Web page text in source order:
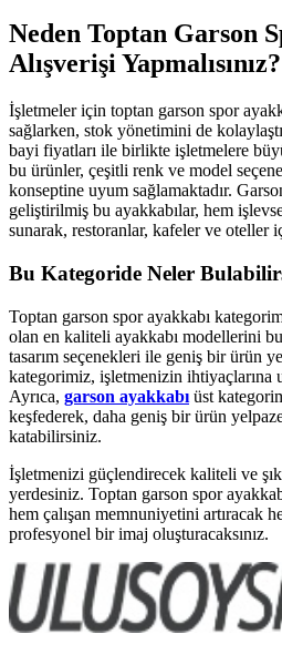
Neden Toptan Garson
Alışverişi Yapmalısınız?
İşletmeler için toptan garson spor
sağlarken, stok yönetimini de
bayi fiyatları ile birlikte işletmelere
bu ürünler, çeşitli renk ve model
konseptine uyum sağlamaktadır.
geliştirilmiş bu ayakkabılar, hem
sunarak, restoranlar, kafeler ve oteller
Bu Kategoride Neler
Toptan garson spor ayakkabı
olan en kaliteli ayakkabı modellerini
tasarım seçenekleri ile geniş bir ürün
kategorimiz, işletmenizin ihtiyaçlarına
Ayrıca, garson ayakkabı üst
keşfederek, daha geniş bir ürün
katabilirsiniz.
İşletmenizi güçlendirecek kaliteli ve
yerdesiniz. Toptan garson spor
hem çalışan memnuniyetini artıracak
profesyonel bir imaj oluşturacaksınız.